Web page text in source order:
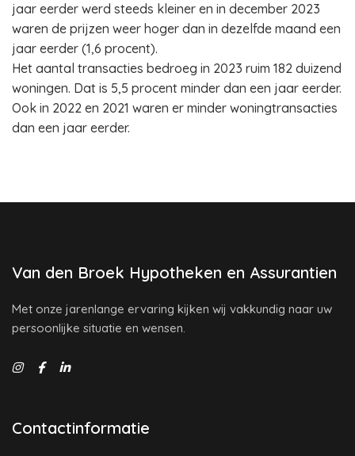
jaar eerder werd steeds kleiner en in december 2023
waren de prijzen weer hoger dan in dezelfde maand een
jaar eerder (1,6 procent).
Het aantal transacties bedroeg in 2023 ruim 182 duizend
woningen. Dat is 5,5 procent minder dan een jaar eerder.
Ook in 2022 en 2021 waren er minder woningtransacties
dan een jaar eerder.
Van den Broek Hypotheken en Assurantien
Met onze jarenlange ervaring kijken wij vakkundig naar uw
persoonlijke situatie en wensen.
Contactinformatie